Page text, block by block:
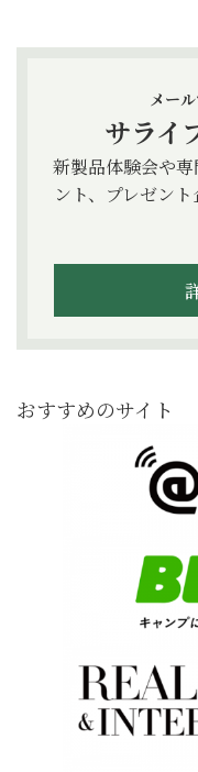
メー
サライ
新製品体験会や
ント、プレゼン
おすすめのサイト